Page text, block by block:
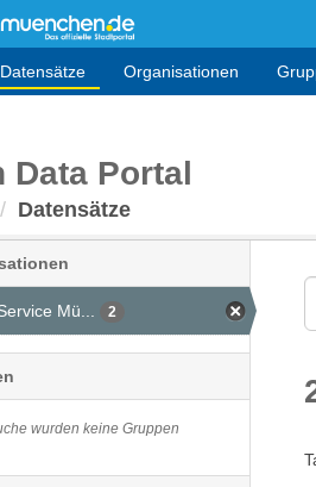
Datensätze Organisationen
Data Portal
Datensätze
Mü... 2
wurden keine Gruppen